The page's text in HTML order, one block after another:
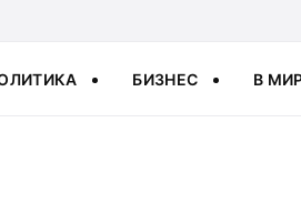
БИЗНЕС В